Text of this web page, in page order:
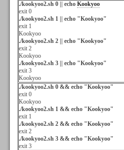
./kookyoo2.sh 0 || echo Kookyoo
exit 0
./kookyoo2.sh 1 || echo "Kookyoo"
exit 1
Kookyoo
./kookyoo2.sh 2 || echo "Kookyoo"
exit 2
Kookyoo
./kookyoo2.sh 3 || echo "Kookyoo"
exit 3
Kookyoo
./kookyoo2.sh 0 && echo "Kookyoo"
exit 0
Kookyoo
./kookyoo2.sh 1 && echo "Kookyoo"
exit 1
./kookyoo2.sh 2 && echo "Kookyoo"
exit 2
./kookyoo2.sh 3 && echo "Kookyoo"
exit 3